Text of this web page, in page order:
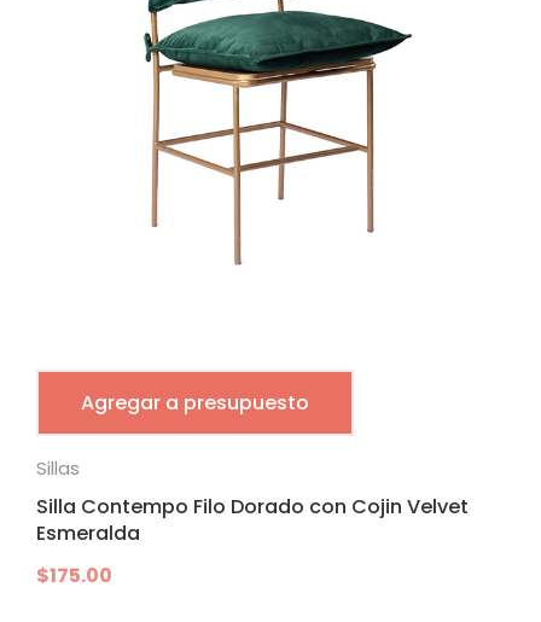
Agregar a presupuesto
Sillas
Silla Contempo Filo Dorado con Cojin Velvet
Esmeralda
$175.00